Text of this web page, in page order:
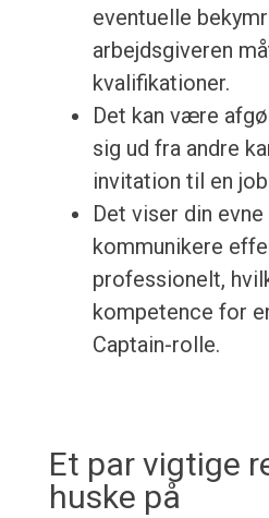
eventuelle
arbejdsgiveren
kvalifikationer.
Det kan være
sig ud fra andre
invitation til en
Det viser din
kommunikere
professionelt,
kompetence for
Captain-rolle.
Et par vigtige
huske på